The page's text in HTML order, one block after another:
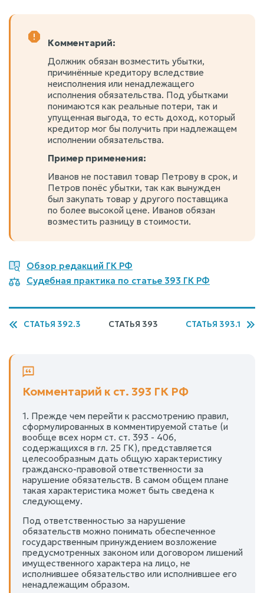
Комментарий:
Должник обязан возместить убытки,
причинённые кредитору вследствие
неисполнения или ненадлежащего
исполнения обязательства. Под убытками
понимаются как реальные потери, так и
упущенная выгода, то есть доход, который
кредитор мог бы получить при надлежащем
исполнении обязательства.
Пример применения:
Иванов не поставил товар Петрову в срок, и
Петров понёс убытки, так как вынужден
был закупать товар у другого поставщика
по более высокой цене. Иванов обязан
возместить разницу в стоимости.
Обзор редакций ГК РФ
Судебная практика по статье 393 ГК РФ
СТАТЬЯ 392.3 СТАТЬЯ 393 СТАТЬЯ 393.1
Комментарий к ст. 393 ГК РФ
1. Прежде чем перейти к рассмотрению правил,
сформулированных в комментируемой статье (и
вообще всех норм ст. ст. 393 - 406,
содержащихся в гл. 25 ГК), представляется
целесообразным дать общую характеристику
гражданско-правовой ответственности за
нарушение обязательств. В самом общем плане
такая характеристика может быть сведена к
следующему.
Под ответственностью за нарушение
обязательств можно понимать обеспеченное
государственным принуждением возложение
предусмотренных законом или договором лишений
имущественного характера на лицо, не
исполнившее обязательство или исполнившее его
ненадлежащим образом.